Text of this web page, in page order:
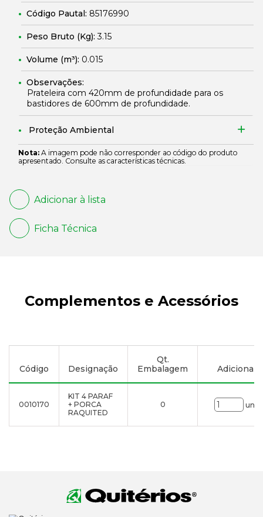
Código Pautal: 85176990
Peso Bruto (Kg):3.15
Volume (m³): 0.015
Observações:
Prateleira com 420mm de profundidade para os
bastidores de 600mm de profundidade.
Proteção Ambiental
Nota: A imagem pode não corresponder ao código do produto
apresentado. Consulte as características técnicas.
Adicionar à lista
Ficha Técnica
Complementos e Acessórios
Código Designação
Qt.
Embalagem
Adicionar
0010170
KIT 4 PARAF
+ PORCA
RAQUITED
0 uni.